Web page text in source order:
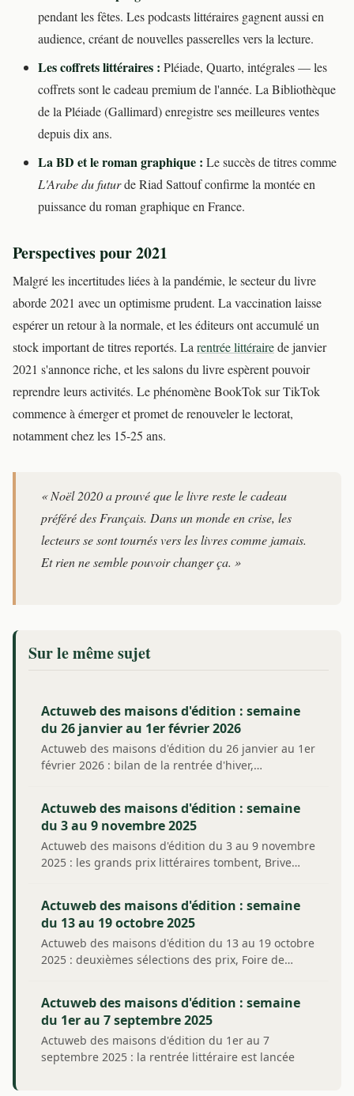
pendant les fêtes. Les podcasts littéraires gagnent aussi en
audience, créant de nouvelles passerelles vers la lecture.
Les coffrets littéraires : Pléiade, Quarto, intégrales — les
coffrets sont le cadeau premium de l'année. La Bibliothèque
de la Pléiade (Gallimard) enregistre ses meilleures ventes
depuis dix ans.
La BD et le roman graphique : Le succès de titres comme
L'Arabe du futurde Riad Sattouf confirme la montée en
puissance du roman graphique en France.
Perspectives pour 2021
Malgré les incertitudes liées à la pandémie, le secteur du livre
aborde 2021 avec un optimisme prudent. La vaccination laisse
espérer un retour à la normale, et les éditeurs ont accumulé un
stock important de titres reportés. Larentrée littérairede janvier
2021 s'annonce riche, et les salons du livre espèrent pouvoir
reprendre leurs activités. Le phénomène BookTok sur TikTok
commence à émerger et promet de renouveler le lectorat,
notamment chez les 15-25 ans.
« Noël 2020 a prouvé que le livre reste le cadeau
préféré des Français. Dans un monde en crise, les
lecteurs se sont tournés vers les livres comme jamais.
Et rien ne semble pouvoir changer ça. »
Sur le même sujet
Actuweb des maisons d'édition : semaine
du 26 janvier au 1er février 2026
Actuweb des maisons d'édition du 26 janvier au 1er
février 2026 : bilan de la rentrée d'hiver,…
Actuweb des maisons d'édition : semaine
du 3 au 9 novembre 2025
Actuweb des maisons d'édition du 3 au 9 novembre
2025 : les grands prix littéraires tombent, Brive…
Actuweb des maisons d'édition : semaine
du 13 au 19 octobre 2025
Actuweb des maisons d'édition du 13 au 19 octobre
2025 : deuxièmes sélections des prix, Foire de…
Actuweb des maisons d'édition : semaine
du 1er au 7 septembre 2025
Actuweb des maisons d'édition du 1er au 7
septembre 2025 : la rentrée littéraire est lancée